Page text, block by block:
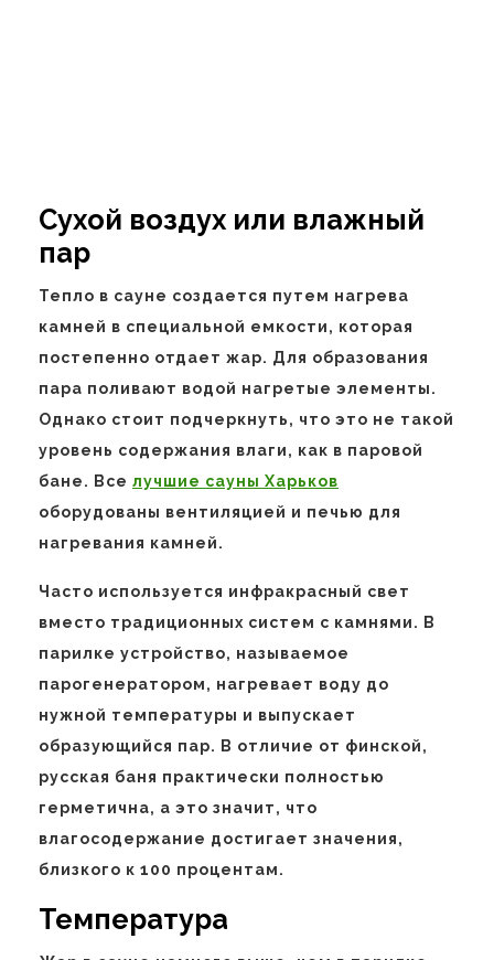
Сухой воздух или влажный
пар
Тепло в сауне создается путем нагрева
камней в специальной емкости, которая
постепенно отдает жар. Для образования
пара поливают водой нагретые элементы.
Однако стоит подчеркнуть, что это не такой
уровень содержания влаги, как в паровой
бане. Все лучшие сауны Харьков
оборудованы вентиляцией и печью для
нагревания камней.
Часто используется инфракрасный свет
вместо традиционных систем с камнями. В
парилке устройство, называемое
парогенератором, нагревает воду до
нужной температуры и выпускает
образующийся пар. В отличие от финской,
русская баня практически полностью
герметична, а это значит, что
влагосодержание достигает значения,
близкого к 100 процентам.
Температура